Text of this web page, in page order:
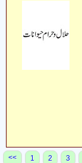
<< 1 2 3